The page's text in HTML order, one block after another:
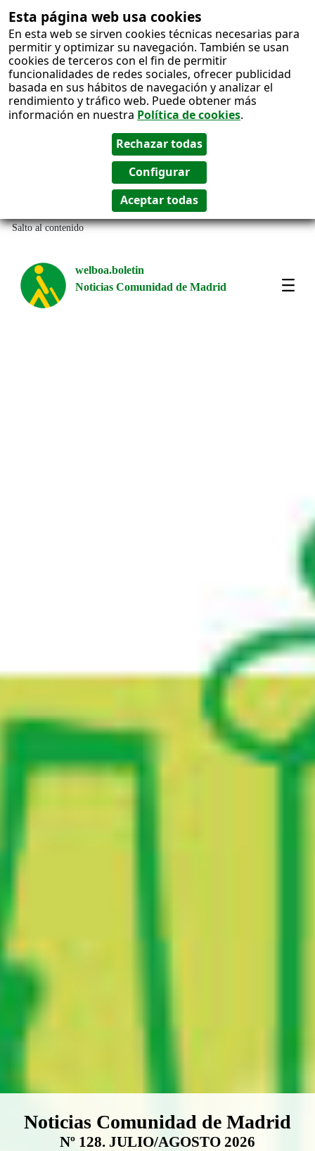
Esta página web usa cookies
En esta web se sirven cookies técnicas necesarias para
permitir y optimizar su navegación. También se usan
cookies de terceros con el fin de permitir
funcionalidades de redes sociales, ofrecer publicidad
basada en sus hábitos de navegación y analizar el
rendimiento y tráfico web. Puede obtener más
información en nuestra Política de cookies.
Salto al contenido
welboa.boletin
Noticias Comunidad de Madrid
Boletín Noticias Comunidad de
Noticias Comunidad de Madrid
Nº 128. JULIO/AGOSTO 2026